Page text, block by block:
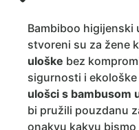
Bambiboo higijenski
stvoreni su za žene
uloške bez
sigurnosti i
ulošci s bambusom
bi pružili pouzdanu
onakvu kakvu